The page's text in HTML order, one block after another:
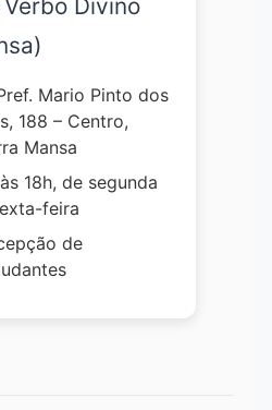
Divino
Mario Pinto dos
188 – Centro,
Mansa
18h, de segunda
feira
de